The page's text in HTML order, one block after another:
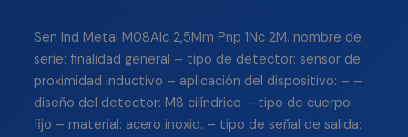
Sen Ind Metal M08Alc 2,5Mm Pnp 1Nc 2M. nombre de
serie: finalidad general – tipo de detector: sensor de
proximidad inductivo – aplicación del dispositivo: – –
diseño del detector: M8 cilíndrico – tipo de cuerpo:
fijo – material: acero inoxid. – tipo de señal de salida: